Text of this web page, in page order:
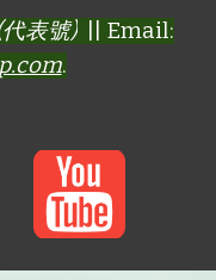
表號)|| Email:
.